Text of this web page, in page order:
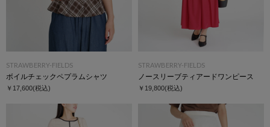
STRAWBERRY-FIELDS
ボイルチェックペプラムシャツ
￥17,600(税込)
STRAWBERRY-FIELDS
ノースリーブティアードワンピース
￥19,800(税込)